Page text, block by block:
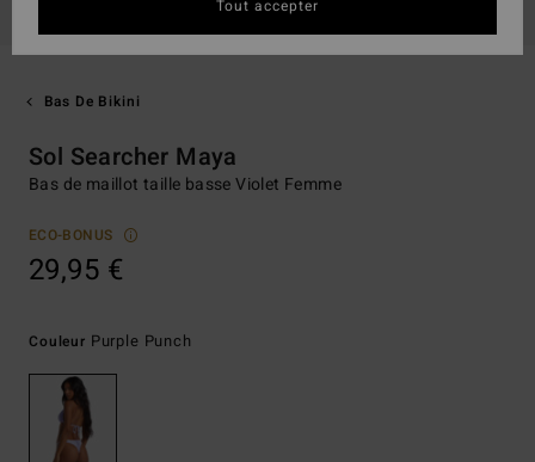
Bas De Bikini
Sol Searcher Maya
Bas de maillot taille basse Violet Femme
ECO-BONUS
29,95 €
Couleur Purple Punch
Tout accepter